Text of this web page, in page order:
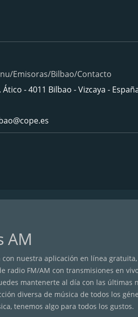
Emisoras/Bilbao/Contacto
- 4011 Bilbao - Vizcaya -
AM
nuestra aplicación en línea
radio FM/AM con transmisiones en
mantenerte al día con las últimas
diversa de música de todos los
tenemos algo para todos los gustos.